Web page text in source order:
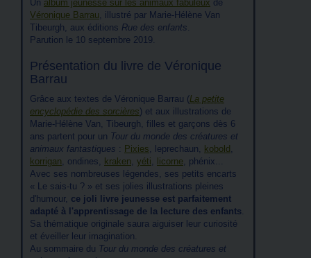
Un album jeunesse sur les animaux fabuleux de
Véronique Barrau, illustré par Marie-Hélène Van
Tibeurgh, aux éditions Rue des enfants.
Parution le 10 septembre 2019.
Présentation du livre de Véronique
Barrau
Grâce aux textes de Véronique Barrau (La petite
encyclopédie des sorcières) et aux illustrations de
Marie-Hélène Van, Tibeurgh, filles et garçons dès 6
ans partent pour un Tour du monde des créatures et
animaux fantastiques : Pixies, leprechaun, kobold ,
korrigan, ondines, kraken, yéti, licorne, phénix...
Avec ses nombreuses légendes, ses petits encarts
« Le sais-tu ? » et ses jolies illustrations pleines
d'humour, ce joli livre jeunesse est parfaitement
adapté à l'apprentissage de la lecture des enfants.
Sa thématique originale saura aiguiser leur curiosité
et éveiller leur imagination.
Au sommaire du Tour du monde des créatures et